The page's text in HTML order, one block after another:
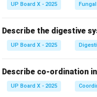
UP Board X - 2025
Describe the digestive
UP Board X - 2025
Describe co-ordination
UP Board X - 2025